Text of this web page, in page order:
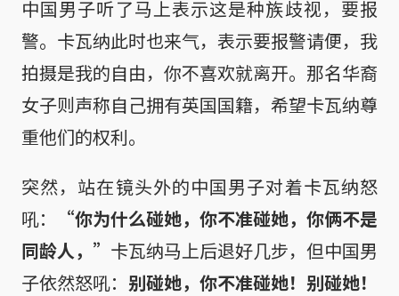
中国男子听了马上表示这是种族歧视，要报
警。卡瓦纳此时也来气，表示要报警请便，我
拍摄是我的自由，你不喜欢就离开。那名华裔
女子则声称自己拥有英国国籍，希望卡瓦纳尊
重他们的权利。
突然，站在镜头外的中国男子对着卡瓦纳怒
吼：
“你为什么碰她，你不准碰她，你俩不是
同龄人，” 卡瓦纳马上后退好几步，但中国男
子依然怒吼： 别碰她，你不准碰她！别碰她！